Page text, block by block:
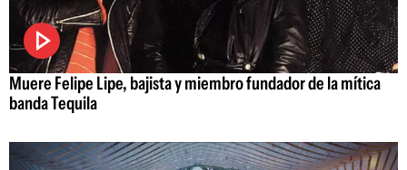
Muere Felipe Lipe, bajista y miembro fundador de la mítica
banda Tequila